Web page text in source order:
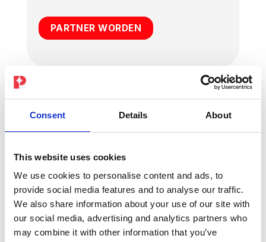
Consent Details About
This website uses cookies
We use cookies to personalise content and ads, to
provide social media features and to analyse our traffic.
We also share information about your use of our site with
our social media, advertising and analytics partners who
may combine it with other information that you’ve
PARTNER WORDEN
werk samen met ons aan onze
missie.